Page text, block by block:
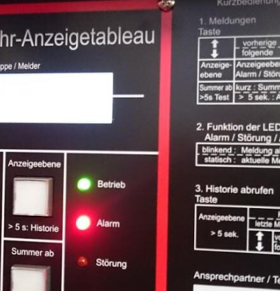
Geschichtliches
Löschgeräte der
Steinbacher Feuerwehr
Stadt Steinbach
Kommandanten
Ehrenkommandant
Mitgliederwerbung
Kindergruppe
Jugendgruppe